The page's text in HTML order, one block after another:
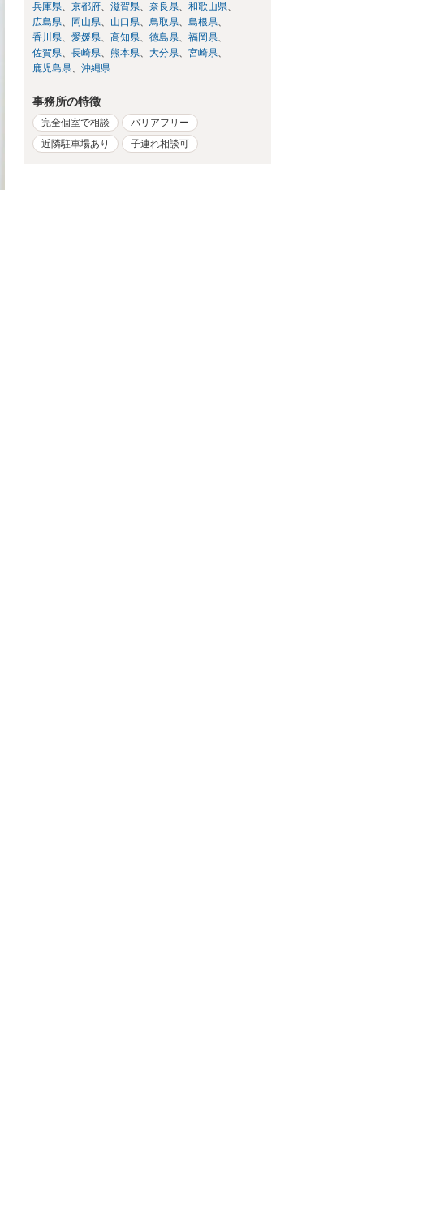
兵庫県
京都府 滋賀県 奈良県
和歌山県
広島県
岡山県 山口県 鳥取県
島根県
香川県
愛媛県 高知県 徳島県
福岡県
佐賀県
長崎県 熊本県 大分県
宮崎県
鹿児島県
沖縄県
事務所の特徴
完全個室で相談
バリアフリー
近隣駐車場あり
子連れ相談可